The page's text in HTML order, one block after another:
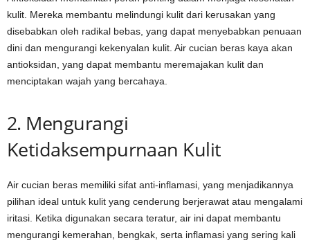
kulit. Mereka membantu melindungi kulit dari kerusakan yang
disebabkan oleh radikal bebas, yang dapat menyebabkan penuaan
dini dan mengurangi kekenyalan kulit. Air cucian beras kaya akan
antioksidan, yang dapat membantu meremajakan kulit dan
menciptakan wajah yang bercahaya.
2. Mengurangi
Ketidaksempurnaan Kulit
Air cucian beras memiliki sifat anti-inflamasi, yang menjadikannya
pilihan ideal untuk kulit yang cenderung berjerawat atau mengalami
iritasi. Ketika digunakan secara teratur, air ini dapat membantu
mengurangi kemerahan, bengkak, serta inflamasi yang sering kali